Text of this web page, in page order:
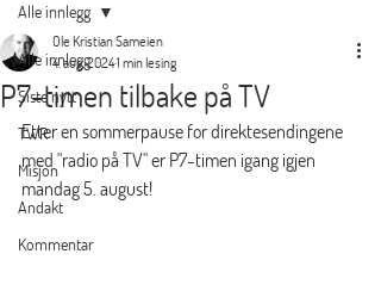
Alle innlegg
Siste nytt
TWR
Misjon
Andakt
Kommentar
Alle innlegg
P7-timen tilbake på TV
Ole Kristian Sameien
4. aug. 20241 min lesing
Etter en sommerpause for direktesendingene
med "radio på TV" er P7-timen igang igjen
mandag 5. august!